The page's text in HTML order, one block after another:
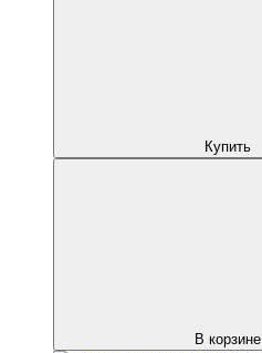
Купить
В корзине